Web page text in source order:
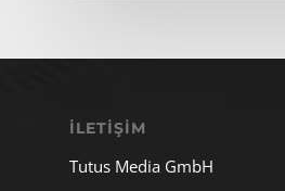
İLETIŞIM
Tutus Media GmbH